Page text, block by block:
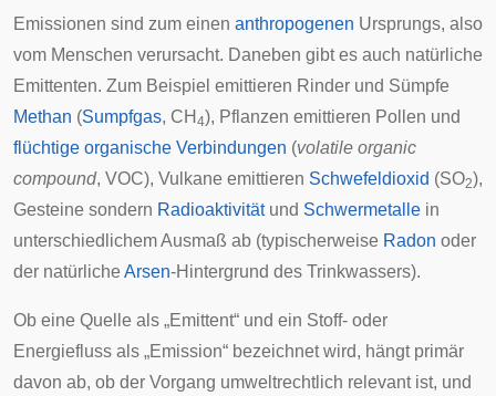
Emissionen sind zum einen anthropogenen Ursprungs, also
vom Menschen verursacht. Daneben gibt es auch natürliche
Emittenten. Zum Beispiel emittieren Rinder und Sümpfe
Methan (Sumpfgas, CH 4), Pflanzen emittieren Pollen und
flüchtige organische Verbindungen (volatile organic
compound, VOC), Vulkane emittieren Schwefeldioxid (SO2),
Gesteine sondern Radioaktivitätund Schwermetalle in
unterschiedlichem Ausmaß ab (typischerweise Radon oder
der natürliche Arsen-Hintergrund des Trinkwassers).
Ob eine Quelle als „Emittent“ und ein Stoff- oder
Energiefluss als „Emission“ bezeichnet wird, hängt primär
davon ab, ob der Vorgang umweltrechtlich relevant ist, und